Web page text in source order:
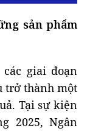
sản phẩm
giai đoạn
trở thành một
Tại sự kiện
2025, Ngân